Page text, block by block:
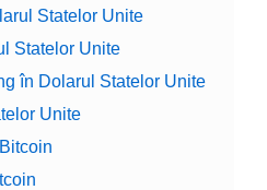
Statelor Unite
Statelor Unite
în Dolarul Statelor Unite
Unite